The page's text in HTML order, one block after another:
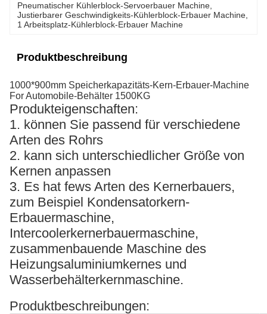
Pneumatischer Kühlerblock-Servoerbauer Machine
Justierbarer Geschwindigkeits-Kühlerblock-Erbauer Machine
1 Arbeitsplatz-Kühlerblock-Erbauer Machine
Produktbeschreibung
1000*900mm Speicherkapazitäts-Kern-Erbauer-Machine
For Automobile-Behälter 1500KG
Produkteigenschaften:
1. können Sie passend für verschiedene
Arten des Rohrs
2. kann sich unterschiedlicher Größe von
Kernen anpassen
3. Es hat fews Arten des Kernerbauers,
zum Beispiel Kondensatorkern-
Erbauermaschine,
Intercoolerkernerbauermaschine,
zusammenbauende Maschine des
Heizungsaluminiumkernes und
Wasserbehälterkernmaschine.
Produktbeschreibungen: